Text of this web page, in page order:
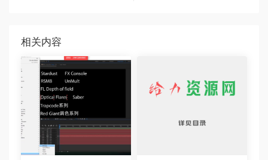
相关内容